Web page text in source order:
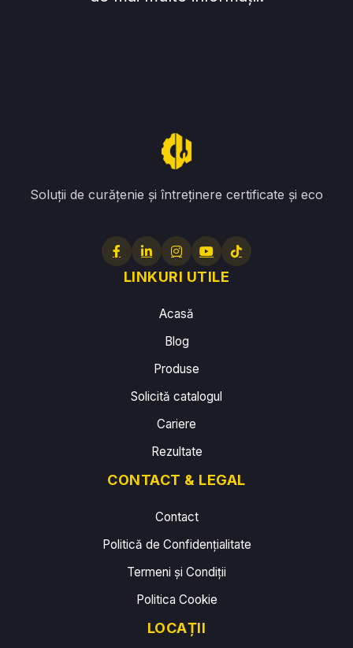
Soluții de curățenie și întreținere certificate și eco
LINKURI UTILE
Acasă
Blog
Produse
Solicită catalogul
Cariere
Rezultate
CONTACT & LEGAL
Contact
Politică de Confidențialitate
Termeni și Condiții
Politica Cookie
LOCAȚII